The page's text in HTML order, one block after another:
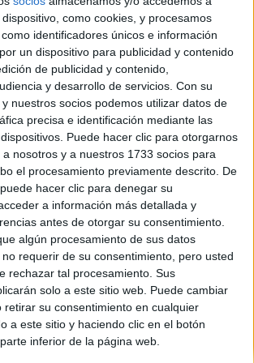
como cookies, y procesamos
identificadores únicos e información
un dispositivo para publicidad y contenido
de publicidad y contenido,
y desarrollo de servicios. Con su
nuestros socios podemos utilizar datos de
precisa e identificación mediante las
Puede hacer clic para otorgarnos
nosotros y a nuestros 1733 socios para
el procesamiento previamente descrito. De
hacer clic para denegar su
a información más detallada y
antes de otorgar su consentimiento.
algún procesamiento de sus datos
requerir de su consentimiento, pero usted
rechazar tal procesamiento. Sus
solo a este sitio web. Puede cambiar
retirar su consentimiento en cualquier
a este sitio y haciendo clic en el botón
inferior de la página web.
persona que acaba la Licenciatura en
cuatro años en la Univ Carlos III, y por no
de idiomas) no tengo titulación. La verdad
hace 10 años (1996-2000) Me seguí
prueba durante años después. EN fín que
que he hecho este exámen. Solicité una
el Tribunal. Me puse en contacto con el
Pero nadie me da solución. Solo sé que me
y no se me dió nada mal, para nada.
a oposiciones ni concursos. Vamos que
de Licenciada. ES UNA GRAN
ME HA PASADO A MÍ??????????
somos|Contactar|Anúnciate